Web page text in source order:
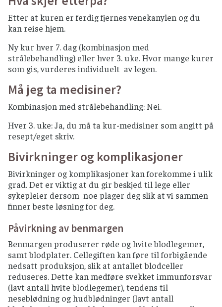
Etter at kuren er ferdig fjernes venekanylen og du
kan reise hjem.
Ny kur hver 7. dag (kombinasjon med
strålebehandling) eller hver 3. uke. Hvor mange kurer
som gis, vurderes individuelt av legen.
Må jeg ta medisiner?
Kombinasjon med strålebehandling: Nei.
Hver 3. uke: Ja, du må ta kur-medisiner som angitt på
resept/eget skriv.
Bivirkninger og komplikasjoner
Bivirkninger og komplikasjoner kan forekomme i ulik
grad. Det er viktig at du gir beskjed til lege eller
sykepleier dersom noe plager deg slik at vi sammen
finner beste løsning for deg.
Påvirkning av benmargen
Benmargen produserer røde og hvite blodlegemer,
samt blodplater. Cellegiften kan føre til forbigående
nedsatt produksjon, slik at antallet blodceller
reduseres. Dette kan medføre svekket immunforsvar
(lavt antall hvite blodlegemer), tendens til
neseblødning og hudblødninger (lavt antall